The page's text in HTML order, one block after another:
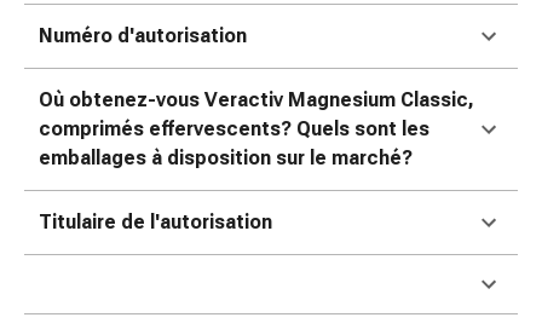
des
yeux
Pansements
pour
les
yeux
des
Numéro d'autorisation
Où obtenez-vous Veractiv Magnesium Classic,
comprimés effervescents? Quels sont les
emballages à disposition sur le marché?
Titulaire de l'autorisation